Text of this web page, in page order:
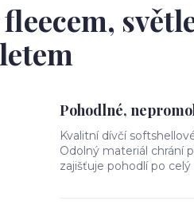
Pohodlné,
Kvalitní dívčí
Odolný materiál chrání
zajišťuje pohodlí po celý